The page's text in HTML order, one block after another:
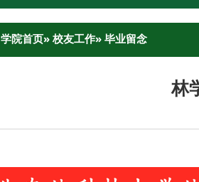
学院首页» 校友工作» 毕业留念
林